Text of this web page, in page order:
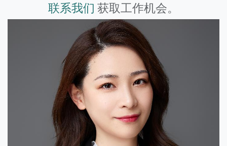
联系我们 获取工作机会。